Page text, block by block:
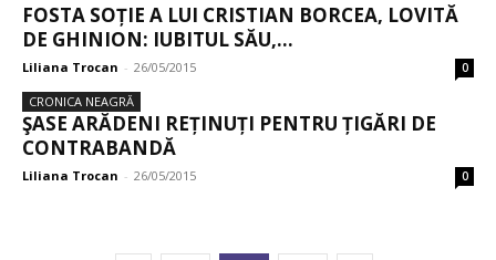
FOSTA SOȚIE A LUI CRISTIAN BORCEA, LOVITĂ
DE GHINION: IUBITUL SĂU,...
Liliana Trocan - 26/05/2015 0
CRONICA NEAGRĂ
ŞASE ARĂDENI REȚINUȚI PENTRU ȚIGĂRI DE
CONTRABANDĂ
Liliana Trocan - 26/05/2015 0